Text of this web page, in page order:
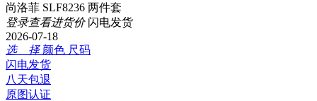
尚洛菲 SLF8236 两件套
登录查看进货价 闪电发货
2026-07-18
选 择 颜色 尺码
闪电发货
八天包退
原图认证